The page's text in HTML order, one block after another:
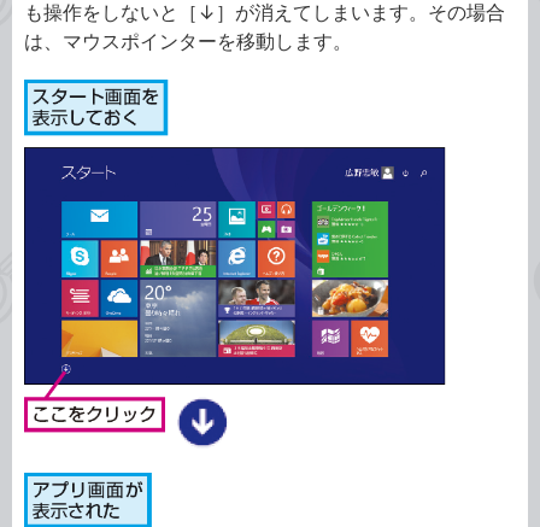
も操作をしないと［↓］が消えてしまいます。その場合
は、マウスポインターを移動します。